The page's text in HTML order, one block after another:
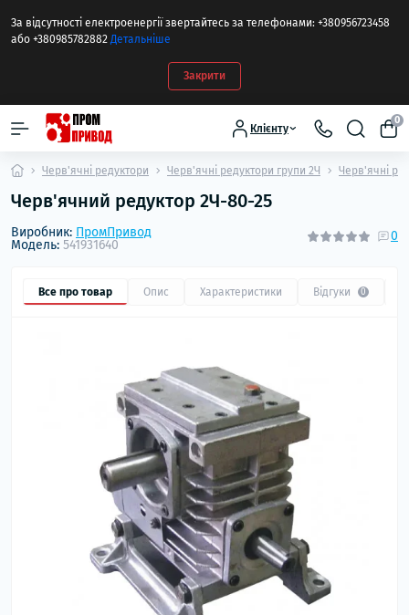
За відсутності електроенергії звертайтесь за телефонами: +380956723458
або +380985782882Детальніше
Закрити
Клієнту
0
Черв'ячні редуктори Черв'ячні редуктори групи 2Ч Черв'ячні
Черв'ячний редуктор 2Ч-80-25
Виробник: ПромПривод
Модель: 541931640
0
Все про товар Опис Характеристики Відгуки 0